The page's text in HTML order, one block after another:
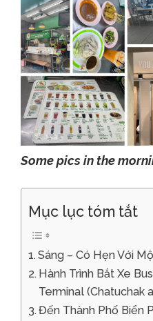
Some pics in the
Mục lục tóm tắt
Sáng – Có Hẹn Với
Hành Trình Bắt Xe
Terminal (Chatuchak
Đến Thành Phố Biển